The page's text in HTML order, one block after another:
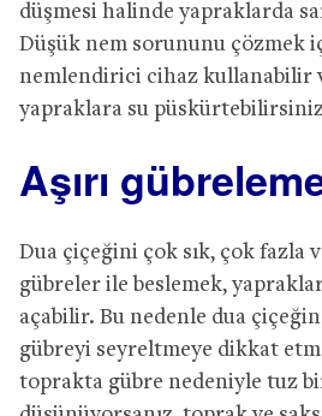
düşmesi halinde yapraklarda
Düşük nem sorununu çözmek
nemlendirici cihaz kullanabilir
yapraklara su
Aşırı
Dua çiçeğini çok sık, çok fazla
gübreler ile beslemek,
açabilir. Bu nedenle dua
gübreyi seyreltmeye dikkat
toprakta gübre nedeniyle tuz